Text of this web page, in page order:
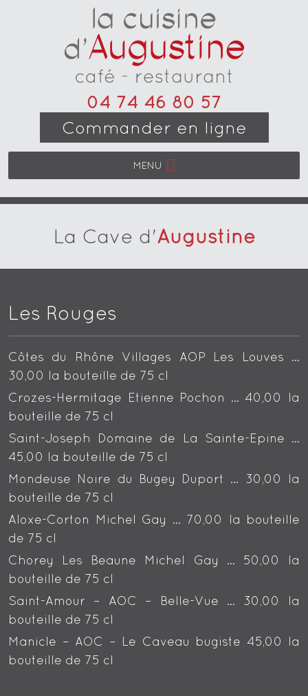
04 74 46 80 57
Commander en ligne
MENU
La Cave d'Augustine
Les Rouges
Côtes du Rhône Villages AOP Les Louves …
30,00 la bouteille de 75 cl
Crozes-Hermitage Etienne Pochon … 40,00 la
bouteille de 75 cl
Saint-Joseph Domaine de La Sainte-Epine …
45,00 la bouteille de 75 cl
Mondeuse Noire du Bugey Duport … 30,00 la
bouteille de 75 cl
Aloxe-Corton Michel Gay … 70,00 la bouteille
de 75 cl
Chorey Les Beaune Michel Gay … 50,00 la
bouteille de 75 cl
Saint-Amour – AOC – Belle-Vue … 30,00 la
bouteille de 75 cl
Manicle – AOC – Le Caveau bugiste 45,00 la
bouteille de 75 cl